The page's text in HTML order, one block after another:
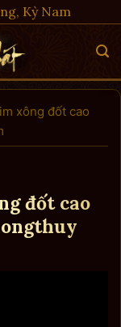
Kỳ Nam
xông đốt cao
đốt cao